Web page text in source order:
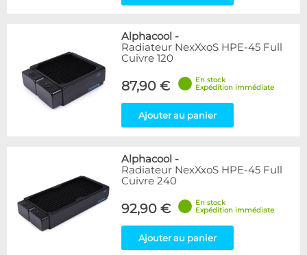
Alphacool -
Radiateur NexXxoS HPE-45 Full
Cuivre 120
87,90 €
En stock
Expédition immédiate
Ajouter au panier
Alphacool -
Radiateur NexXxoS HPE-45 Full
Cuivre 240
92,90 €
En stock
Expédition immédiate
Ajouter au panier